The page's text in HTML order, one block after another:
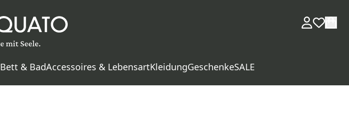
Bett & BadAccessoires & LebensartKleidungGeschenkeSALE